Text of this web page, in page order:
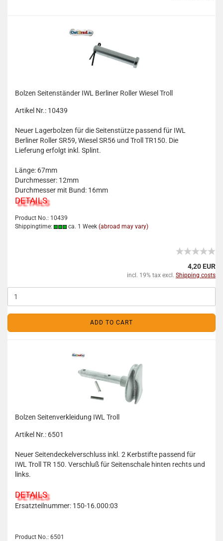
Bolzen Seitenständer IWL Berliner Roller Wiesel Troll
Artikel Nr.: 10439
Neuer Lagerbolzen für die Seitenstütze passend für IWL
Berliner Roller SR59, Wiesel SR56 und Troll TR150. Die
Lieferung erfolgt inkl. Splint.
Länge: 67mm
Durchmesser: 12mm
Durchmesser mit Bund: 16mm
DETAILS
Product No.: 10439
Shippingtime:
ca. 1 Week (abroad may vary)
4,20 EUR
incl. 19% tax excl. Shipping costs
ADD TO CART
Bolzen Seitenverkleidung IWL Troll
Artikel Nr.: 6501
Neuer Seitendeckelverschluss inkl. 2 Kerbstifte passend für
IWL Troll TR 150. Verschluß für Seitenschale hinten rechts und
links.
DETAILS
Ersatzteilnummer: 150-16.000:03
Product No.: 6501